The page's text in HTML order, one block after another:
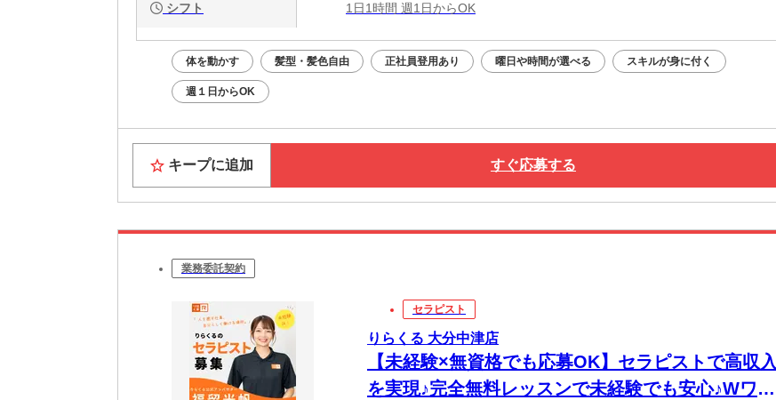
シフト 1日1時間 週1日からOK
体を動かす 髪型・髪色自由 正社員登用あり 曜日や時間が選べる スキルが身に付く
週１日からOK
キープに追加 すぐ応募する
業務委託契約
セラピスト
りらくる 大分中津店
【未経験×無資格でも応募OK】セラピストで高収入
を実現♪完全無料レッスンで未経験でも安心♪Wワー